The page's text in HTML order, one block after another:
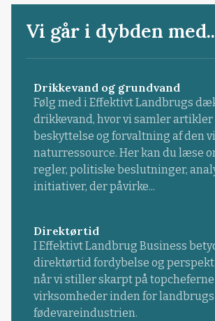
Vi går i dybden
Drikkevand og grundvand
Følg med i Effektivt Landbrugs
drikkevand, hvor vi samler artikler
beskyttelse og forvaltning af den
naturressource. Her kan du læse
regler, politiske beslutninger,
initiativer, der påvirke...
Direktørtid
I Effektivt Landbrug Business
direktørtid fordybelse og
når vi stiller skarpt på
virksomheder inden for
fødevareindustrien.